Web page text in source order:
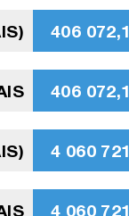
406
406
4 060
4 060